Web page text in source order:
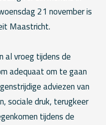
21 november is
Maastricht.
al vroeg tijdens de
adequaat om te gaan
adviezen van
sociale druk, terugkeer
tijdens de